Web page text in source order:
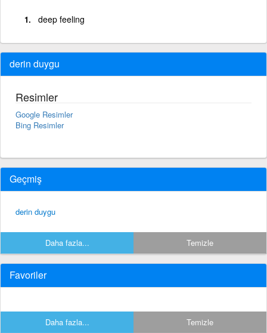
deep feeling
derin duygu
Resimler
Google Resimler
Bing Resimler
Geçmiş
derin duygu
Daha fazla... Temizle
Favoriler
Daha fazla... Temizle